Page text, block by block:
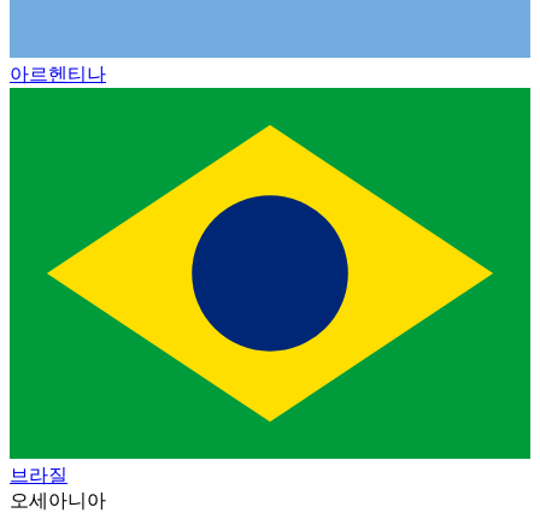
아르헨티나
브라질
오세아니아